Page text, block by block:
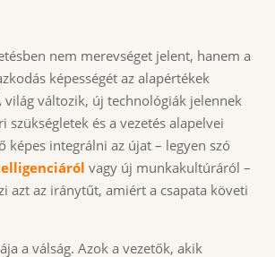
nem merevséget jelent, hanem a
képességét az alapértékek
világ változik, új technológiák jelennek
szükségletek és a vezetés alapelvei
képes integrálni az újat – legyen szó
vagy új munkakultúráról –
azt az iránytűt, amiért a csapata követi
a válság. Azok a vezetők, akik